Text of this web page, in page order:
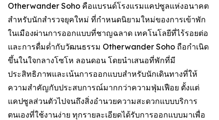
Otherwander Soho คือแบรนด์โรงแรมแคปซูลแห่งอนาคต
สำหรับนักสำรวจยุคใหม่ ที่กำหนดนิยามใหม่ของการเข้าพัก
ในเมืองผ่านการออกแบบที่ชาญฉลาด เทคโนโลยีที่ไร้รอยต่อ
และการดื่มด่ำกับวัฒนธรรม Otherwander Soho ถือกำเนิด
ขึ้นในใจกลางโซโห ลอนดอน โดยนำเสนอที่พักที่มี
ประสิทธิภาพและเน้นการออกแบบสำหรับนักเดินทางที่ให้
ความสำคัญกับประสบการณ์มากกว่าความฟุ่มเฟือย ตั้งแต่
แคปซูลส่วนตัวไปจนถึงสิ่งอำนวยความสะดวกแบบบริการ
ตนเองที่ใช้งานง่าย ทุกรายละเอียดได้รับการออกแบบมาเพื่อ